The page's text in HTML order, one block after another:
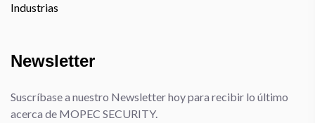
Industrias
Newsletter
Suscríbase a nuestro Newsletter hoy para recibir lo último
acerca de MOPEC SECURITY.